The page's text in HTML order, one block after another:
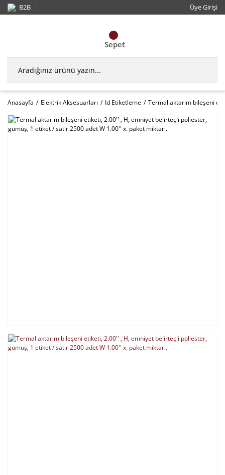
B2B Üye Girişi
Sepet
Anasayfa Elektrik Aksesuarları Id Etiketleme Termal aktarım bileşeni